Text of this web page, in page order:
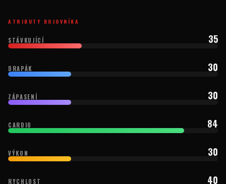
ATRIBUTY BOJOVNÍKA
STÁVKUJÍCÍ 35
DRAPÁK 30
ZÁPASENÍ 30
CARDIO 84
VÝKON 30
RYCHLOST 40